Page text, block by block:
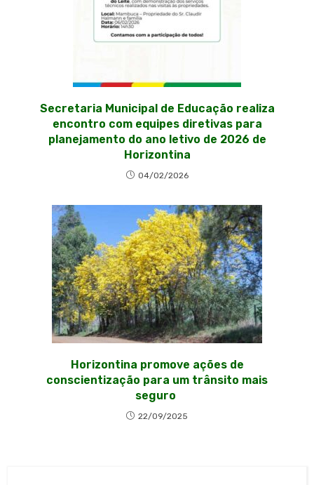
Secretaria Municipal de Educação realiza
encontro com equipes diretivas para
planejamento do ano letivo de 2026 de
Horizontina
04/02/2026
Horizontina promove ações de
conscientização para um trânsito mais
seguro
22/09/2025